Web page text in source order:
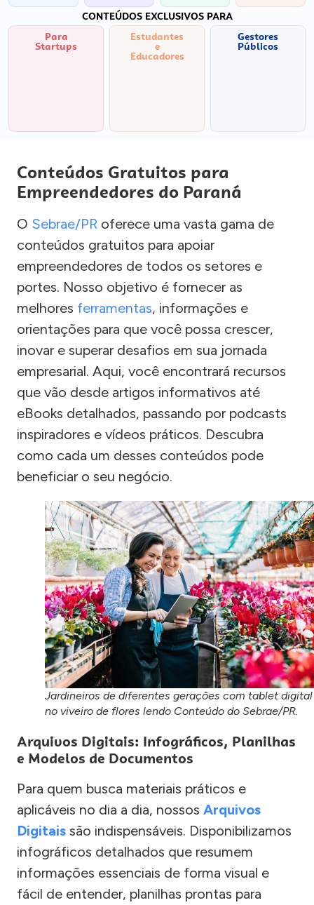
CONTEÚDOS EXCLUSIVOS PARA
Para
Startups
Estudantes
e
Educadores
Gestores
Públicos
Conteúdos Gratuitos para
Empreendedores do Paraná
O Sebrae/PR oferece uma vasta gama de
conteúdos gratuitos para apoiar
empreendedores de todos os setores e
portes. Nosso objetivo é fornecer as
melhores ferramentas, informações e
orientações para que você possa crescer,
inovar e superar desafios em sua jornada
empresarial. Aqui, você encontrará recursos
que vão desde artigos informativos até
eBooks detalhados, passando por podcasts
inspiradores e vídeos práticos. Descubra
como cada um desses conteúdos pode
beneficiar o seu negócio.
Jardineiros de diferentes gerações com tablet digital
no viveiro de flores lendo Conteúdo do Sebrae/PR.
Arquivos Digitais: Infográficos, Planilhas
e Modelos de Documentos
Para quem busca materiais práticos e
aplicáveis no dia a dia, nossos Arquivos
Digitais são indispensáveis. Disponibilizamos
infográficos detalhados que resumem
informações essenciais de forma visual e
fácil de entender, planilhas prontas para